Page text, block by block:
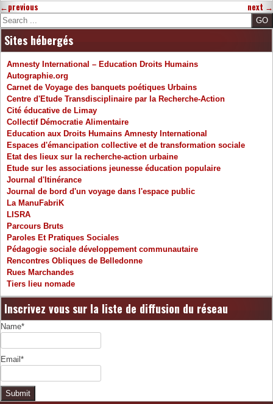
←previous next →
Search
Sites hébergés
Amnesty International – Education Droits Humains
Autographie.org
Carnet de Voyage des banquets poétiques Urbains
Centre d'Etude Transdisciplinaire par la Recherche-Action
Cité éducative de Limay
Collectif Démocratie Alimentaire
Education aux Droits Humains Amnesty International
Espaces d'émancipation collective et de transformation sociale
Etat des lieux sur la recherche-action urbaine
Etude sur les associations jeunesse éducation populaire
Journal d'Itinérance
Journal de bord d'un voyage dans l'espace public
La ManuFabriK
LISRA
Parcours Bruts
Paroles Et Pratiques Sociales
Pédagogie sociale développement communautaire
Rencontres Obliques de Belledonne
Rues Marchandes
Tiers lieu nomade
Inscrivez vous sur la liste de diffusion du réseau
Name*
Email*